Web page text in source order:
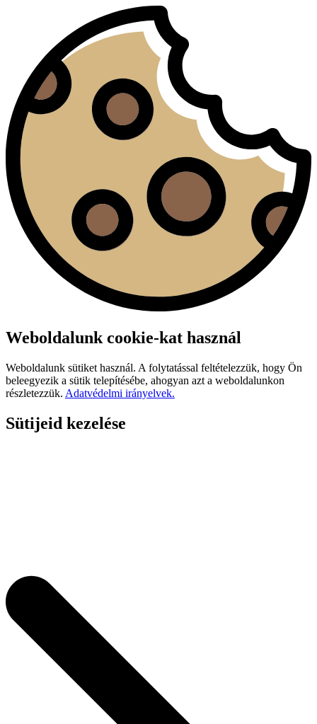
Weboldalunk cookie-kat használ
Weboldalunk sütiket használ. A folytatással feltételezzük, hogy Ön
beleegyezik a sütik telepítésébe, ahogyan azt a weboldalunkon
részletezzük. Adatvédelmi irányelvek.
Sütijeid kezelése